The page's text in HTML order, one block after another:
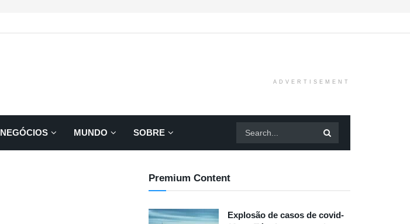
ADVERTISEMENT
NEGÓCIOS MUNDO SOBRE
Premium Content
Explosão de casos de covid-